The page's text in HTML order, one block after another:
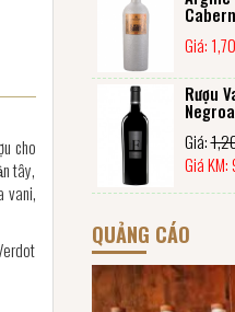
cho
tây,
vani,
Giá:
Rượu
Giá:
Giá KM:
QUẢNG CÁO